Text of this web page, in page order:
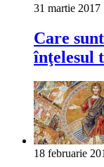
31 martie 2017
Care
înţelesul
18 februarie